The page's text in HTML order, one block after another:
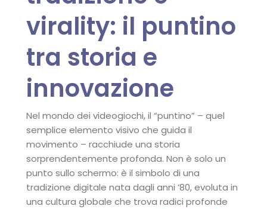
virality: il puntino
tra storia e
innovazione
Nel mondo dei videogiochi, il “puntino” – quel
semplice elemento visivo che guida il
movimento – racchiude una storia
sorprendentemente profonda. Non è solo un
punto sullo schermo: è il simbolo di una
tradizione digitale nata dagli anni ’80, evoluta in
una cultura globale che trova radici profonde